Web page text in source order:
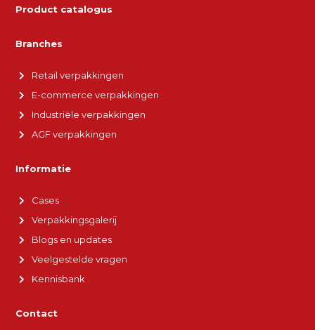
Product catalogus
Branches
Retail verpakkingen
E-commerce verpakkingen
Industriële verpakkingen
AGF verpakkingen
Informatie
Cases
Verpakkingsgalerij
Blogs en updates
Veelgestelde vragen
Kennisbank
Contact